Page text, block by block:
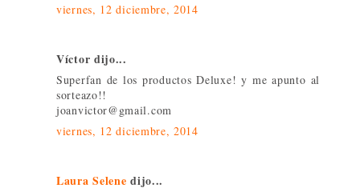
viernes, 12 diciembre, 2014
Víctor dijo...
Superfan de los productos Deluxe! y me apunto al
sorteazo!!
joanvictor@gmail.com
viernes, 12 diciembre, 2014
Laura Selene dijo...